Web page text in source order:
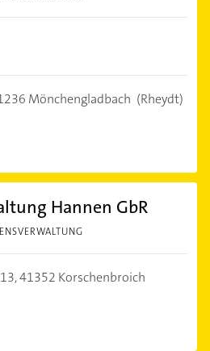
Mönchengladbach (Rheydt)
Hannen GbR
41352 Korschenbroich